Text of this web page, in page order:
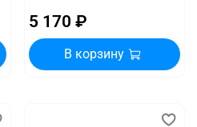
5 170 ₽
В корзину